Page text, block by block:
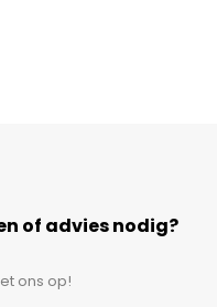
of advies nodig?
ons op!